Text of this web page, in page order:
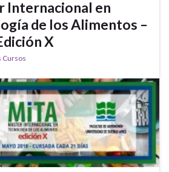
Internacional en
de los Alimentos –
X
Cursos